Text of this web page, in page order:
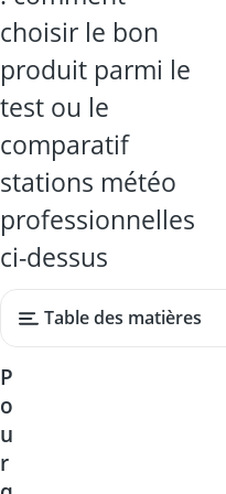
choisir le bon
produit parmi le
test ou le
comparatif
stations météo
professionnelles
ci-dessus
Table des matières
P
o
u
r